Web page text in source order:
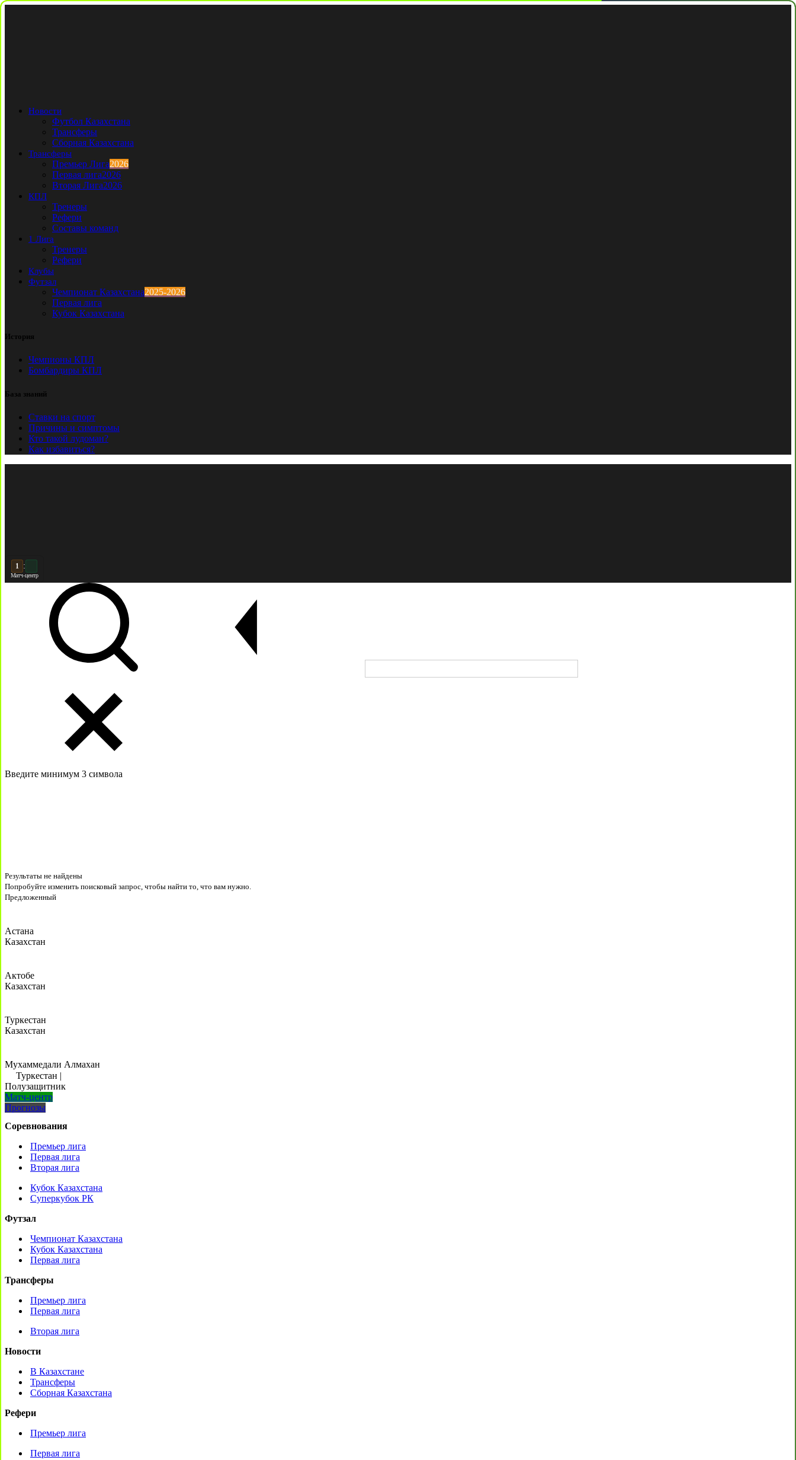
Новости
Футбол Казахстана
Трансферы
Сборная Казахстана
Трансферы
Премьер Лига2026
Первая лига2026
Вторая Лига2026
КПЛ
Тренеры
Рефери
Составы команд
1 Лига
Тренеры
Рефери
Клубы
Футзал
Чемпионат Казахстана2025-2026
Первая лига
Кубок Казахстана
История
Чемпионы КПЛ
Бомбардиры КПЛ
База знаний
Ставки на спорт
Причины и симптомы
Кто такой лудоман?
Как избавиться?
2 :
Матч-центр
Введите минимум 3 символа
Результаты не найдены
Попробуйте изменить поисковый запрос, чтобы найти то, что вам нужно.
Предложенный
Астана
Казахстан
Актобе
Казахстан
Туркестан
Казахстан
Мухаммедали Алмахан
Туркестан |
Полузащитник
Матч-центр
Прогнозы
Соревнования
Премьер лига
Первая лига
Вторая лига
Кубок Казахстана
Суперкубок РК
Футзал
Чемпионат Казахстана
Кубок Казахстана
Первая лига
Трансферы
Премьер лига
Первая лига
Вторая лига
Новости
В Казахстане
Трансферы
Сборная Казахстана
Рефери
Премьер лига
Первая лига